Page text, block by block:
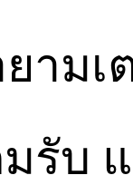
ามเ
มรับ